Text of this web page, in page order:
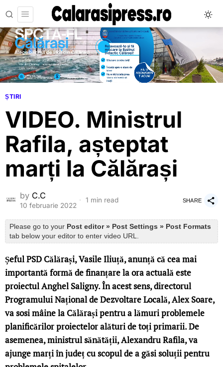
ȘTIRI
VIDEO. Ministrul
Rafila, așteptat
marți la Călărași
by C.C
10 februarie 2022
1 min read SHARE
Please go to your Post editor » Post Settings » Post Formats
tab below your editor to enter video URL.
Șeful PSD Călărași, Vasile Iliuță, anunță că cea mai
importantă formă de finanțare la ora actuală este
proiectul Anghel Saligny. În acest sens, directorul
Programului Național de Dezvoltare Locală, Alex Soare,
va sosi mâine la Călărași pentru a lămuri problemele
planificărilor proiectelor alături de toți primarii. De
asemenea, ministrul sănătății, Alexandru Rafila, va
ajunge marți în județ cu scopul de a găsi soluții pentru